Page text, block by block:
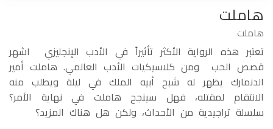
هاملت
هاملت
تعتبر هذه الرواية الأكثر تأثيراً في الأدب الإنجليزي اشهر
قصص الحب ومن كلاسيكيات الأدب العالمي. هاملت أمير
الدنمارك يظهر له شبح أبيه الملك في ليلة ويطلب منه
الانتقام لمقتله، فهل سينجح هاملت في نهاية الأمر؟
سلسلة تراجيدية من الأحداث، ولكن هل هناك المزيد؟